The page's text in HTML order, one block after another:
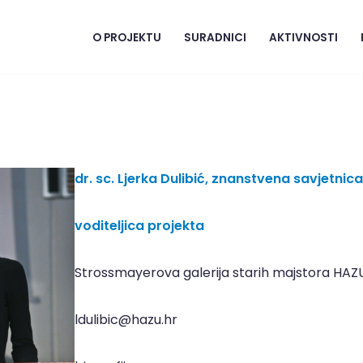
O PROJEKTU SURADNICI AKTIVNOSTI
dr. sc. Ljerka Dulibić, znanstvena savjetnica
voditeljica projekta
Strossmayerova galerija starih majstora
ldulibic@hazu.hr